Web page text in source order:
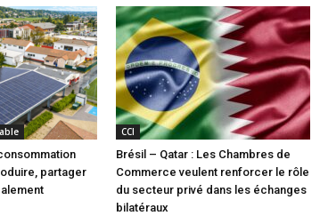
partager
CCI
Brésil – Qatar : Les Chambres de
Commerce veulent renforcer le rôle
du secteur privé dans les échanges
bilatéraux